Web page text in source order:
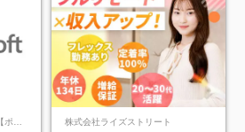
日本マイクロソフト株式会社【ポジションマッチ登録】 株式会社ライズストリート